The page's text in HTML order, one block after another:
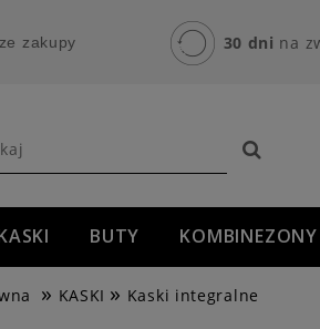
zakupy 30 dni na
BUTY KOMBINEZONY
MOTOCYKLOWE ROWER
» KASKI » Kaski integralne